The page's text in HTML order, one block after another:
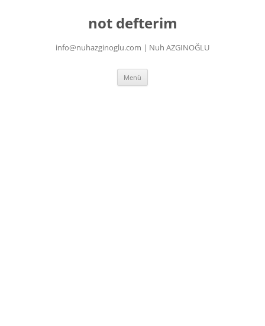
not defterim
info@nuhazginoglu.com | Nuh AZGINOĞLU
Menü